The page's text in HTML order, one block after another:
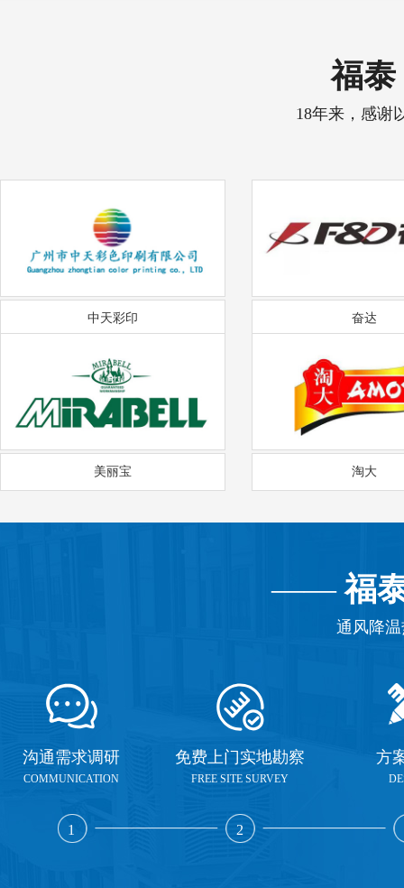
福泰
18年来，感谢
中天彩印 奋达
美丽宝 淘大
——福
通风降
沟通需求调研
COMMUNICATION
1
免费上门实地勘察
FREE SITE SURVEY
2
方